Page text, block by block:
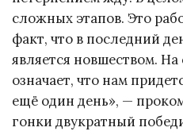
сложных этапов. Это
факт, что в последний
является новшеством.
означает, что нам
ещё один день», —
гонки двукратный